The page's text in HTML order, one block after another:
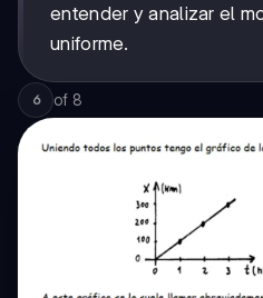
entender y analizar el
uniforme.
6 of 8